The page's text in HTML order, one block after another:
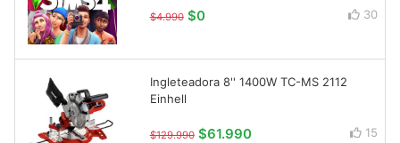
$4.990 $0 30
Ingleteadora 8'' 1400W TC-MS 2112
Einhell
$129.990 $61.990
15